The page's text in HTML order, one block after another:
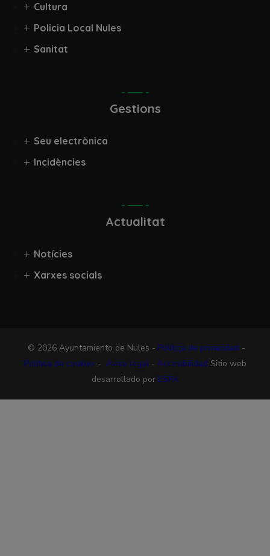
Cultura
Policia Local Nules
Sanitat
Gestions
Seu electrònica
Incidències
Actualitat
Notícies
Xarxes socials
© 2026 Ayuntamiento de Nules - Política de privacidad -
Política de cookies - Aviso legal- Accesibilidad Sitio web
desarrollado por ESPA